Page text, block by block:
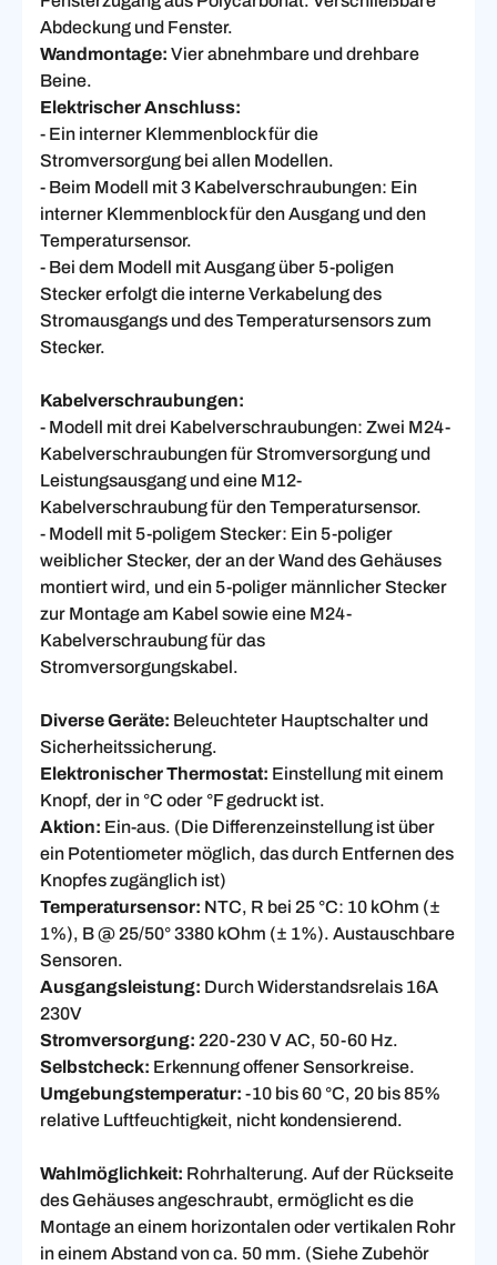
Abdeckung und Fenster.
Wandmontage: Vier abnehmbare und drehbare
Beine.
Elektrischer Anschluss:
- Ein interner Klemmenblock für die
Stromversorgung bei allen Modellen.
- Beim Modell mit 3 Kabelverschraubungen: Ein
interner Klemmenblock für den Ausgang und den
Temperatursensor.
- Bei dem Modell mit Ausgang über 5-poligen
Stecker erfolgt die interne Verkabelung des
Stromausgangs und des Temperatursensors zum
Stecker.
Kabelverschraubungen:
- Modell mit drei Kabelverschraubungen: Zwei M24-
Kabelverschraubungen für Stromversorgung und
Leistungsausgang und eine M12-
Kabelverschraubung für den Temperatursensor.
- Modell mit 5-poligem Stecker: Ein 5-poliger
weiblicher Stecker, der an der Wand des Gehäuses
montiert wird, und ein 5-poliger männlicher Stecker
zur Montage am Kabel sowie eine M24-
Kabelverschraubung für das
Stromversorgungskabel.
Diverse Geräte: Beleuchteter Hauptschalter und
Sicherheitssicherung.
Elektronischer Thermostat: Einstellung mit einem
Knopf, der in °C oder °F gedruckt ist.
Aktion: Ein-aus. (Die Differenzeinstellung ist über
ein Potentiometer möglich, das durch Entfernen des
Knopfes zugänglich ist)
Temperatursensor: NTC, R bei 25 °C: 10 kOhm (±
1%), B @ 25/50° 3380 kOhm (± 1%). Austauschbare
Sensoren.
Ausgangsleistung: Durch Widerstandsrelais 16A
230V
Stromversorgung: 220-230 V AC, 50-60 Hz.
Selbstcheck: Erkennung offener Sensorkreise.
Umgebungstemperatur: -10 bis 60 °C, 20 bis 85%
relative Luftfeuchtigkeit, nicht kondensierend.
Wahlmöglichkeit: Rohrhalterung. Auf der Rückseite
des Gehäuses angeschraubt, ermöglicht es die
Montage an einem horizontalen oder vertikalen Rohr
in einem Abstand von ca. 50 mm. (Siehe Zubehör